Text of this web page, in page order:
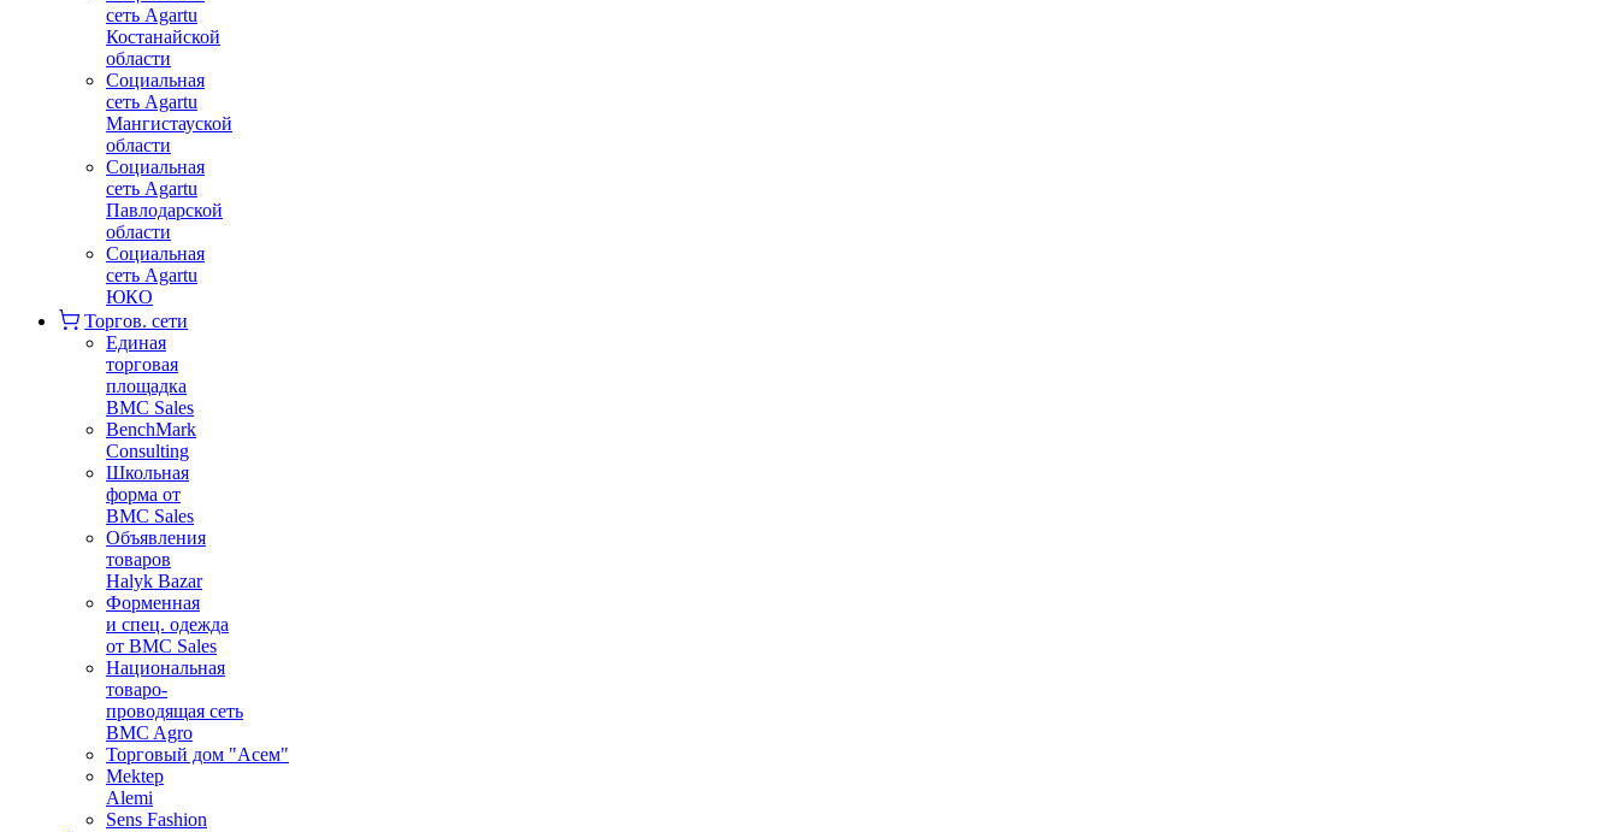
сеть Agartu
Костанайской
области
Социальная
сеть Agartu
Мангистауской
области
Социальная
сеть Agartu
Павлодарской
области
Социальная
сеть Agartu
ЮКО
Торгов. сети
Единая
торговая
площадка
BMC Sales
BenchMark
Consulting
Школьная
форма от
BMC Sales
Объявления
товаров
Halyk Bazar
Форменная
и спец. одежда
от BMC Sales
Национальная
товаро-
проводящая сеть
BMC Agro
Торговый дом "Асем"
Mektep
Alemi
Sens Fashion